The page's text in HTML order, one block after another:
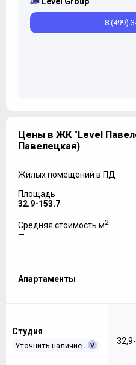
8 (499)
Цены в ЖК "Level
Павелецкая)
Жилых помещений в ПД
Площадь
32.9-153.7
Средняя стоимость м2
—
Апартаменты
Студия
Уточнить наличие